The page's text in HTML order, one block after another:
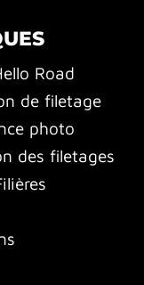
Road
de filetage
photo
des filetages